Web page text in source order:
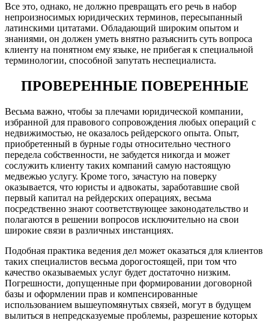
Все это, однако, не должно превращать его речь в набор
непроизносимых юридических терминов, пересыпанный
латинскими цитатами. Обладающий широким опытом и
знаниями, он должен уметь внятно разъяснить суть вопроса
клиенту на понятном ему языке, не прибегая к специальной
терминологии, способной запутать неспециалиста.
ПРОВЕРЕННЫЕ ПОВЕРЕННЫЕ
Весьма важно, чтобы за плечами юридической компании,
избранной для правового сопровождения любых операций с
недвижимостью, не оказалось рейдерского опыта. Опыт,
приобретенный в бурные годы относительно честного
передела собственности, не забудется никогда и может
сослужить клиенту таких компаний самую настоящую
медвежью услугу. Кроме того, зачастую на поверку
оказывается, что юристы и адвокаты, заработавшие свой
первый капитал на рейдерских операциях, весьма
посредственно знают соответствующее законодательство и
полагаются в решении вопросов исключительно на свои
широкие связи в различных инстанциях.
Подобная практика ведения дел может оказаться для клиентов
таких специалистов весьма дорогостоящей, при том что
качество оказываемых услуг будет достаточно низким.
Погрешности, допущенные при формировании договорной
базы и оформлении прав и компенсированные
использованием вышеупомянутых связей, могут в будущем
вылиться в непредсказуемые проблемы, разрешение которых